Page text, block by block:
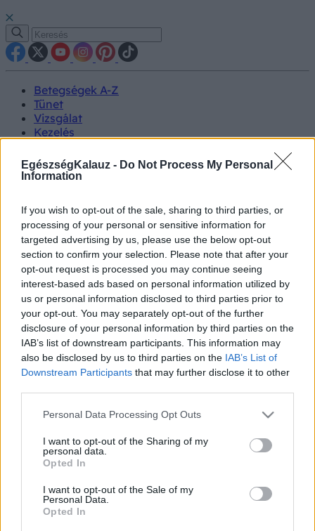
EgészségKalauz - Do Not Process My Personal
Information
If you wish to opt-out of the sale, sharing to third parties, or
processing of your personal or sensitive information for
targeted advertising by us, please use the below opt-out
section to confirm your selection. Please note that after your
opt-out request is processed you may continue seeing
interest-based ads based on personal information utilized by
us or personal information disclosed to third parties prior to
your opt-out. You may separately opt-out of the further
disclosure of your personal information by third parties on the
IAB’s list of downstream participants. This information may
also be disclosed by us to third parties on the IAB’s List of
Downstream Participants that may further disclose it to other
Please note that this website/app uses one or more Google
not limited to your visit or usage behaviour. You may click to
grant or deny consent to Google and its third-party tags to
use your data for below specified purposes in below Google
consent section.
Personal Data Processing Opt Outs
I want to opt-out of the Sharing of my
personal data.
Opted In
I want to opt-out of the Sale of my
Personal Data.
Opted In
Betegségek A-Z
Tünet
Vizsgálat
Kezelés
Kutatás
Prevenció
Kisállatok egészsége
#allergia #influenza
#cukorbetegség
#orvosmeteorológia#vérnyomás#stroke#rákbetegség
#pajzsmirigy#reflux#ekcéma#herpesz
Regisztráció
Rozmaring
Rozmaring